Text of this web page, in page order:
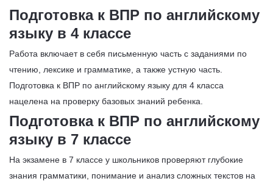
Подготовка к ВПР по английскому
языку в 4 классе
Работа включает в себя письменную часть с заданиями по
чтению, лексике и грамматике, а также устную часть.
Подготовка к ВПР по английскому языку для 4 класса
нацелена на проверку базовых знаний ребенка.
Подготовка к ВПР по английскому
языку в 7 классе
На экзамене в 7 классе у школьников проверяют глубокие
знания грамматики, понимание и анализ сложных текстов на